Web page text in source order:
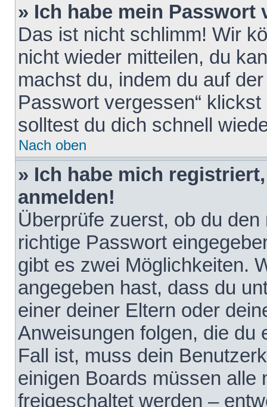
» Ich habe mein Passwort
Das ist nicht schlimm! Wir
nicht wieder mitteilen, du
machst du, indem du auf
Passwort vergessen“
solltest du dich schnell
Nach oben
» Ich habe mich
anmelden!
Überprüfe zuerst, ob du
richtige Passwort
gibt es zwei Möglichkeiten.
angegeben hast, dass du
einer deiner Eltern oder
Anweisungen folgen, die du
Fall ist, muss dein
einigen Boards müssen alle
freigeschaltet werden –